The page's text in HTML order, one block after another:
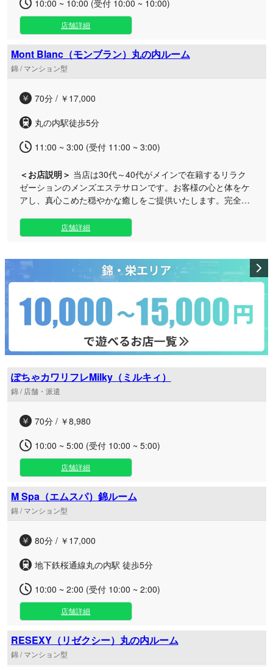
10:00 ~ 10:00 (受付 10:00 ~ 10:00)
店舗詳細
Mont Blanc（モンブラン）丸の内ルーム
錦 / マンション型
70分 / ￥17,000
丸の内駅徒歩5分
11:00 ~ 3:00 (受付 11:00 ~ 3:00)
＜お店説明＞ 当店は30代～40代がメインで在籍するリラク
ゼーションのメンズエステサロンです。お客様の心と体をケ
アし、真心こめた穏やかな癒しをご提供いたします。完全個
店舗詳細
ぽちゃカワリフレMilky（ミルキィ）
錦 / 店舗・派遣
70分 / ￥8,980
10:00 ~ 5:00 (受付 10:00 ~ 5:00)
店舗詳細
M Spa（エムスパ）錦ルーム
錦 / マンション型
80分 / ￥17,000
地下鉄桜通線丸の内駅 徒歩5分
10:00 ~ 2:00 (受付 10:00 ~ 2:00)
店舗詳細
RESEXY（リゼクシー）丸の内ルーム
錦 / マンション型